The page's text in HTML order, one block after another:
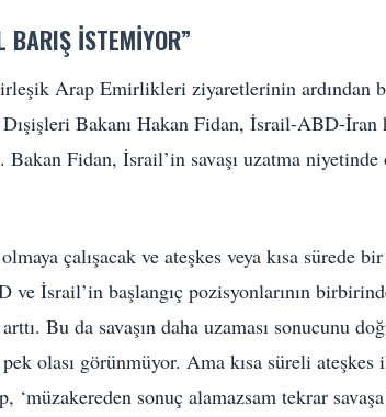
BARIŞ İSTEMIYOR”
Arap Emirlikleri ziyaretlerinin ardından
Bakanı Hakan Fidan, İsrail-ABD-İran
Bakan Fidan, İsrail’in savaşı uzatma
çalışacak ve ateşkes veya kısa sürede bir
İsrail’in başlangıç pozisyonlarının
Bu da savaşın daha uzaması sonucunu
olası görünmüyor. Ama kısa süreli ateşkes
‘müzakereden sonuç alamazsam tekrar